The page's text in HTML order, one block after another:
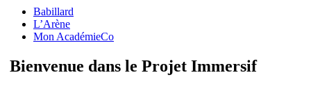
Babillard
L’Arène
Mon AcadémieCo
Bienvenue dans le Projet Immersif